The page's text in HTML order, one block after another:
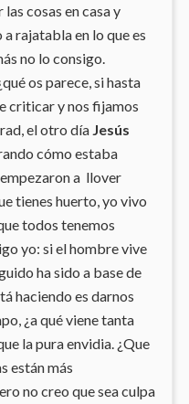
cosas en casa y
rajatabla en lo que es
no lo consigo.
os parece, si hasta
criticar y nos fijamos
el otro día Jesús
cómo estaba
a llover
tienes huerto, yo vivo
todos tenemos
yo: si el hombre vive
ha sido a base de
haciendo es darnos
¿a qué viene tanta
la pura envidia. ¿Que
están más
no creo que sea culpa